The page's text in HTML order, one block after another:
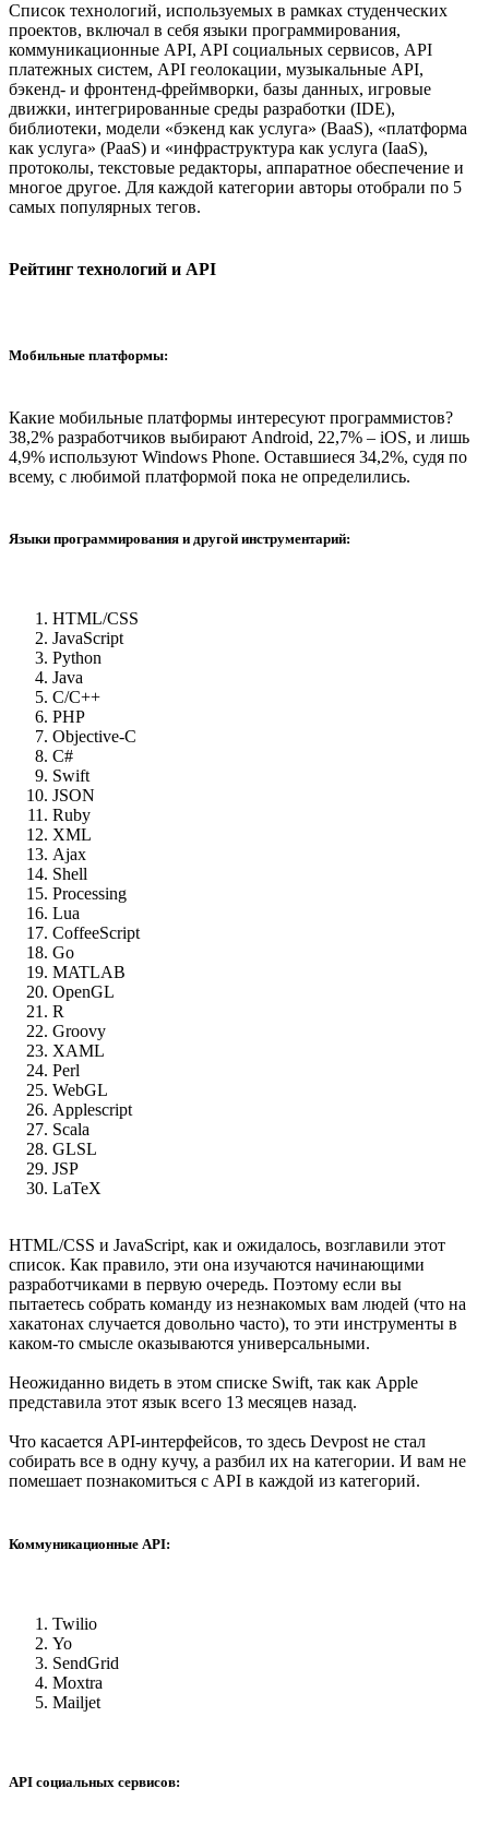
Список технологий, используемых в рамках студенческих
проектов, включал в себя языки программирования,
коммуникационные API, API социальных сервисов, API
платежных систем, API геолокации, музыкальные API,
бэкенд- и фронтенд-фреймворки, базы данных, игровые
движки, интегрированные среды разработки (IDE),
библиотеки, модели «бэкенд как услуга» (BaaS), «платформа
как услуга» (PaaS) и «инфраструктура как услуга (IaaS),
протоколы, текстовые редакторы, аппаратное обеспечение и
многое другое. Для каждой категории авторы отобрали по 5
самых популярных тегов.
Рейтинг технологий и API
Мобильные платформы:
Какие мобильные платформы интересуют программистов?
38,2% разработчиков выбирают Android, 22,7% – iOS, и лишь
4,9% используют Windows Phone. Оставшиеся 34,2%, судя по
всему, с любимой платформой пока не определились.
Языки программирования и другой инструментарий:
HTML/CSS
JavaScript
Python
Java
C/C++
PHP
Objective-C
C#
Swift
JSON
Ruby
XML
Ajax
Shell
Processing
Lua
CoffeeScript
Go
MATLAB
OpenGL
R
Groovy
XAML
Perl
WebGL
Applescript
Scala
GLSL
JSP
LaTeX
HTML/CSS и JavaScript, как и ожидалось, возглавили этот
список. Как правило, эти она изучаются начинающими
разработчиками в первую очередь. Поэтому если вы
пытаетесь собрать команду из незнакомых вам людей (что на
хакатонах случается довольно часто), то эти инструменты в
каком-то смысле оказываются универсальными.
Неожиданно видеть в этом списке Swift, так как Apple
представила этот язык всего 13 месяцев назад.
Что касается API-интерфейсов, то здесь Devpost не стал
собирать все в одну кучу, а разбил их на категории. И вам не
помешает познакомиться с API в каждой из категорий.
Коммуникационные API:
Twilio
Yo
SendGrid
Moxtra
Mailjet
API социальных сервисов: